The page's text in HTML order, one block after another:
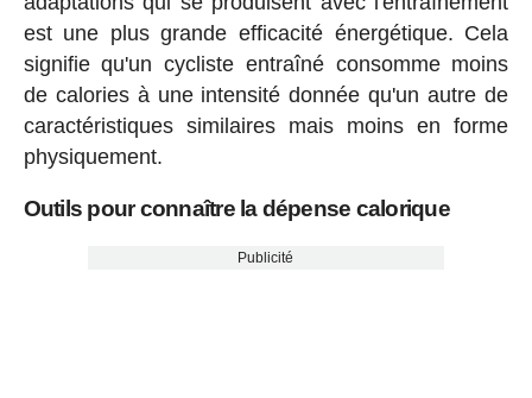
est une plus grande efficacité énergétique. Cela
signifie qu'un cycliste entraîné consomme moins
de calories à une intensité donnée qu'un autre de
caractéristiques similaires mais moins en forme
physiquement.
Outils pour connaître la dépense calorique
Publicité